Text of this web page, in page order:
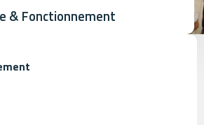
& Fonctionnement